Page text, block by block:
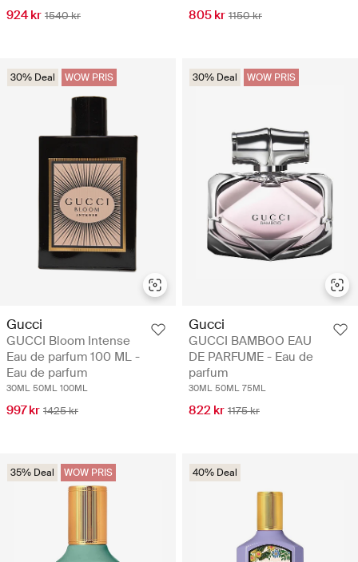
924 kr 1540 kr 805 kr 1150 kr
30% Deal WOW PRIS
Gucci
GUCCI Bloom Intense
Eau de parfum 100 ML -
Eau de parfum
30ML 50ML 100ML
997 kr 1425 kr
30% Deal WOW PRIS
Gucci
GUCCI BAMBOO EAU
DE PARFUME - Eau de
parfum
30ML 50ML 75ML
822 kr 1175 kr
35% Deal WOW PRIS 40% Deal